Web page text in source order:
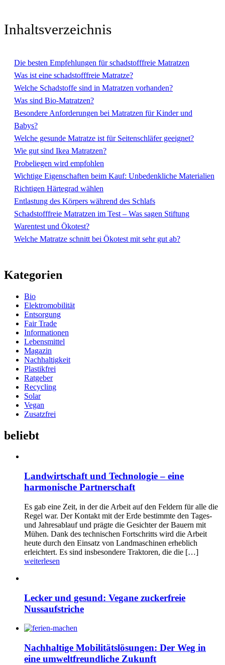
Inhaltsverzeichnis
Die besten Empfehlungen für schadstofffreie Matratzen
Was ist eine schadstofffreie Matratze?
Welche Schadstoffe sind in Matratzen vorhanden?
Was sind Bio-Matratzen?
Besondere Anforderungen bei Matratzen für Kinder und
Babys?
Welche gesunde Matratze ist für Seitenschläfer geeignet?
Wie gut sind Ikea Matratzen?
Probeliegen wird empfohlen
Wichtige Eigenschaften beim Kauf: Unbedenkliche Materialien
Richtigen Härtegrad wählen
Entlastung des Körpers während des Schlafs
Schadstofffreie Matratzen im Test – Was sagen Stiftung
Warentest und Ökotest?
Welche Matratze schnitt bei Ökotest mit sehr gut ab?
Kategorien
Bio
Elektromobilität
Entsorgung
Fair Trade
Informationen
Lebensmittel
Magazin
Nachhaltigkeit
Plastikfrei
Ratgeber
Recycling
Solar
Vegan
Zusatzfrei
beliebt
Landwirtschaft und Technologie – eine
harmonische Partnerschaft
Es gab eine Zeit, in der die Arbeit auf den Feldern für alle die
Regel war. Der Kontakt mit der Erde bestimmte den Tages-
und Jahresablauf und prägte die Gesichter der Bauern mit
Mühen. Dank des technischen Fortschritts wird die Arbeit
heute durch den Einsatz von Landmaschinen erheblich
erleichtert. Es sind insbesondere Traktoren, die die […]
weiterlesen
Lecker und gesund: Vegane zuckerfreie
Nussaufstriche
Nachhaltige Mobilitätslösungen: Der Weg in
eine umweltfreundliche Zukunft